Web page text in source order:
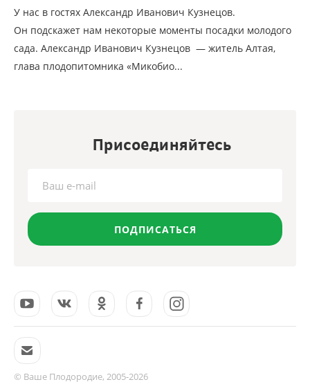
У нас в гостях Александр Иванович Кузнецов.
Он подскажет нам некоторые моменты посадки молодого
сада. Александр Иванович Кузнецов — житель Алтая,
глава плодопитомника «Микобио...
Присоединяйтесь
ПОДПИСАТЬСЯ
© Ваше Плодородие, 2005-2026